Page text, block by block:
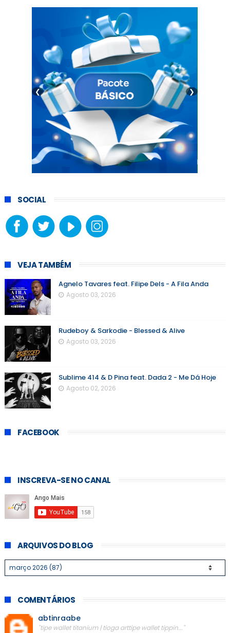
❮ ❯
SOCIAL
VEJA TAMBÉM
Agnelo Tavares feat. Filipe Dels - A Fila Anda
Agosto 03, 2026
Rudeboy & Sarkodie - Blessed & Alive
Agosto 03, 2026
Sublime 414 & D Pina feat. Dada 2 - Me Dá Hoje
Agosto 02, 2026
FACEBOOK
INSCREVA-SE NO CANAL
ARQUIVOS DO BLOG
COMENTÁRIOS
abtinraabe
"tipe wallet titanium | tioga arttipe wallet tippin..."